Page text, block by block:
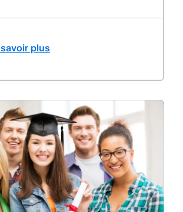
plus